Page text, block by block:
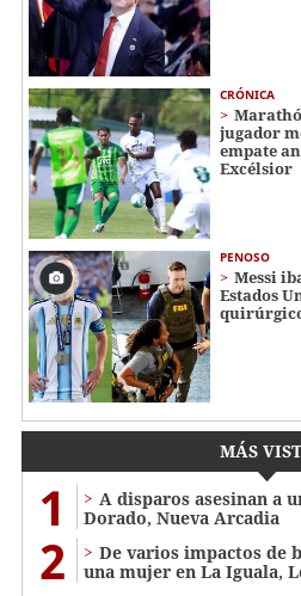
CRÓNICA
jugador
empate
Excélsior
PENOSO
Messi
Estados
MÁS
1
A disparos asesinan a
Dorado, Nueva Arcadia
2
De varios impactos de
una mujer en La Iguala,